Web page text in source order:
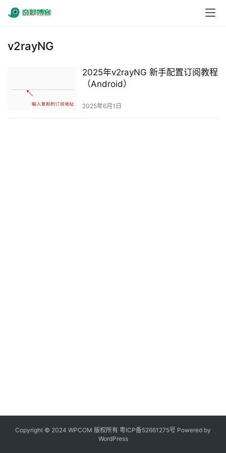
v2rayNG
2025年v2rayNG 新手配置订阅教程
（Android）
2025年6月1日
Copyright © 2024 WPCOM 版权所有 粤ICP备52661275号 Powered by
WordPress